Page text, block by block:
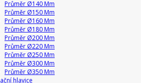
Průměr Ø140 Mm
Průměr Ø150 Mm
Průměr Ø160 Mm
Průměr Ø180 Mm
Průměr Ø200 Mm
Průměr Ø220 Mm
Průměr Ø250 Mm
Průměr Ø300 Mm
Průměr Ø350 Mm
hlavice